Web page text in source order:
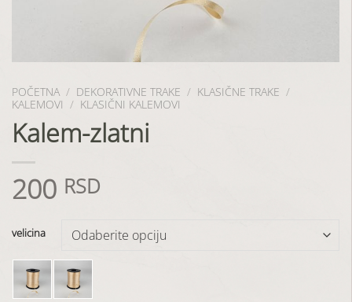
POČETNA / DEKORATIVNE TRAKE / KLASIČNE TRAKE /
KALEMOVI / KLASIČNI KALEMOVI
Kalem-zlatni
200 RSD
velicina